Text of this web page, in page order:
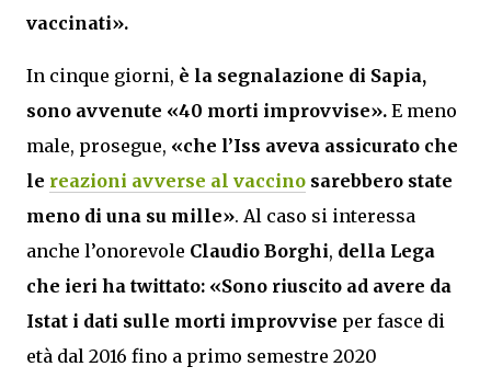
vaccinati».
In cinque giorni, è la segnalazione di Sapia,
sono avvenute «40 morti improvvise». E meno
male, prosegue, «che l’Iss aveva assicurato che
le reazioni avverse al vaccino sarebbero state
meno di una su mille». Al caso si interessa
anche l’onorevole Claudio Borghi, della Lega
che ieri ha twittato: «Sono riuscito ad avere da
Istat i dati sulle morti improvvise per fasce di
età dal 2016 fino a primo semestre 2020